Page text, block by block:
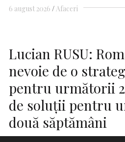
6 august 2026 Afaceri
Lucian RUSU:
nevoie de o
pentru următorii
de soluții pentru
două săptămâni